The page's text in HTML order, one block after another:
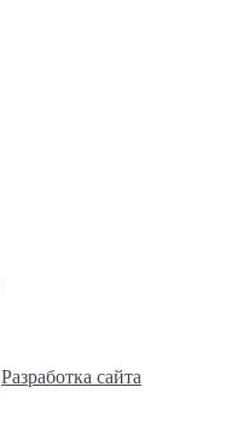
Разработка сайта